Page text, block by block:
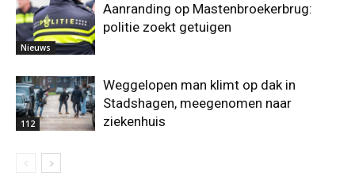
Nieuws
Aanranding op Mastenbroekerbrug:
politie zoekt getuigen
112
Weggelopen man klimt op dak in
Stadshagen, meegenomen naar
ziekenhuis